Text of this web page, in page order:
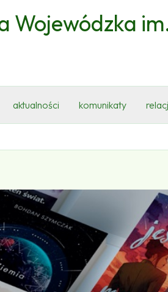
Wojewódzka
aktualności komunikaty